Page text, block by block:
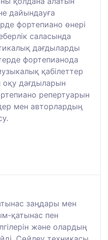
дайындауға
фортепиано өнері
саласында
дағдыларды
фортепианода
қабілеттер
оқу дағдыларын
репертуарын
мен авторлардың
заңдары мен
қатынас пен
және олардың